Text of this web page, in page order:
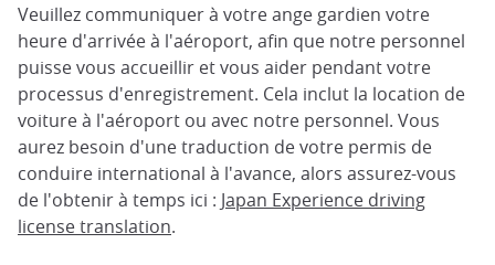
Veuillez communiquer à votre ange gardien votre
heure d'arrivée à l'aéroport, afin que notre personnel
puisse vous accueillir et vous aider pendant votre
processus d'enregistrement. Cela inclut la location de
voiture à l'aéroport ou avec notre personnel. Vous
aurez besoin d'une traduction de votre permis de
conduire international à l'avance, alors assurez-vous
de l'obtenir à temps ici : Japan Experience driving
license translation.